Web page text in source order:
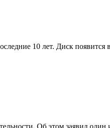
10 лет. Диск
Об этом заявил